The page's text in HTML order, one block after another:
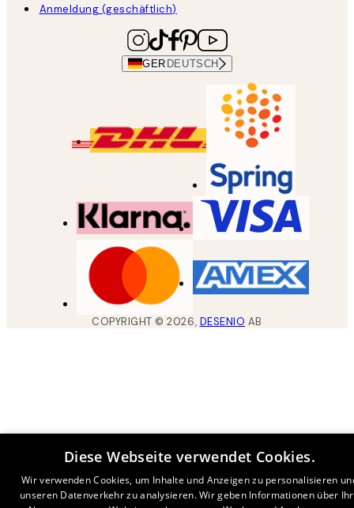
Anmeldung (geschäftlich)
GER DEUTSCH
COPYRIGHT ©2026, DESENIO AB
Diese Webseite verwendet Cookies.
Wir verwenden Cookies, um Inhalte und Anzeigen zu personalisieren
unseren Datenverkehr zu analysieren. Wir geben Informationen über